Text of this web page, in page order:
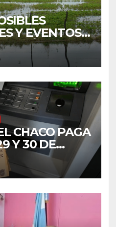
Y EVENTOS
SER UN
CHACO PAGA
Y 30 DE
2% DE